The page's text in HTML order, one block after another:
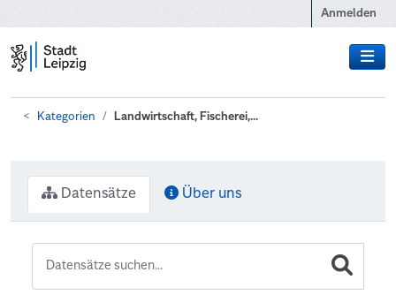
Anmelden
Kategorien Landwirtschaft, Fischerei,...
Datensätze Über uns